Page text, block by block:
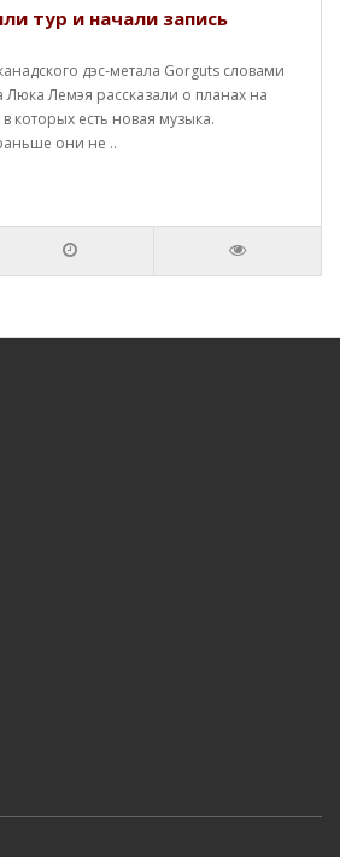
тур и начали запись
дэс-метала Gorguts словами
Люка Лемэя рассказали о планах на
которых есть новая музыка.
они не ..